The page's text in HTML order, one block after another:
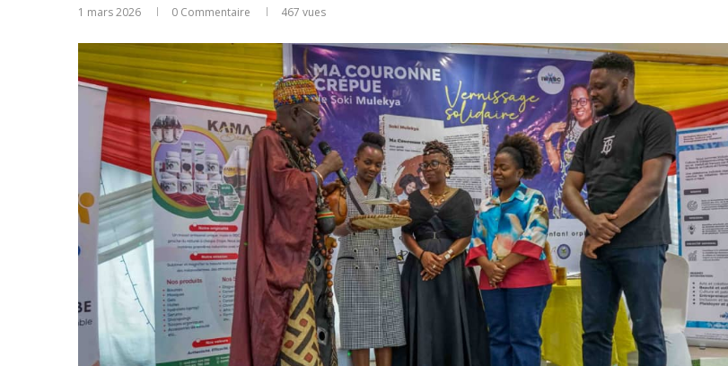
1 mars 2026 0 Commentaire 467 vues